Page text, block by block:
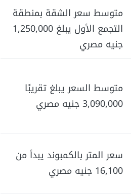
متوسط سعر الشقة بمنطقة
التجمع الأول يبلغ 1,250,000
جنيه مصري
متوسط السعر يبلغ تقريبًا
3,090,000 جنيه مصري
سعر المتر بالكمبوند يبدأ من
16,100 جنيه مصري